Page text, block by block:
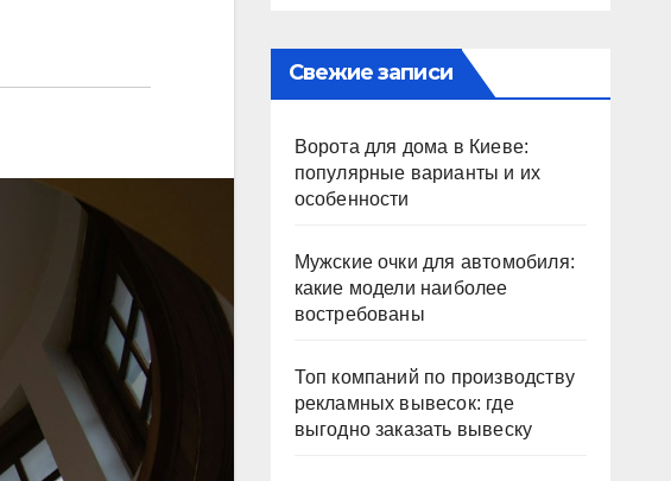
Свежие записи
Ворота для дома в Киеве:
популярные варианты и их
особенности
Мужские очки для автомобиля:
какие модели наиболее
востребованы
Топ компаний по производству
рекламных вывесок: где
выгодно заказать вывеску